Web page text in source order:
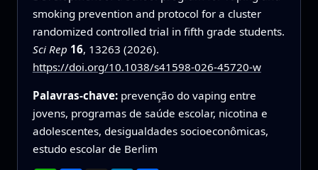
smoking prevention and protocol for a cluster
randomized controlled trial in fifth grade students.
Sci Rep 16, 13263 (2026).
https://doi.org/10.1038/s41598-026-45720-w
Palavras-chave: prevenção do vaping entre
jovens, programas de saúde escolar, nicotina e
adolescentes, desigualdades socioeconômicas,
estudo escolar de Berlim